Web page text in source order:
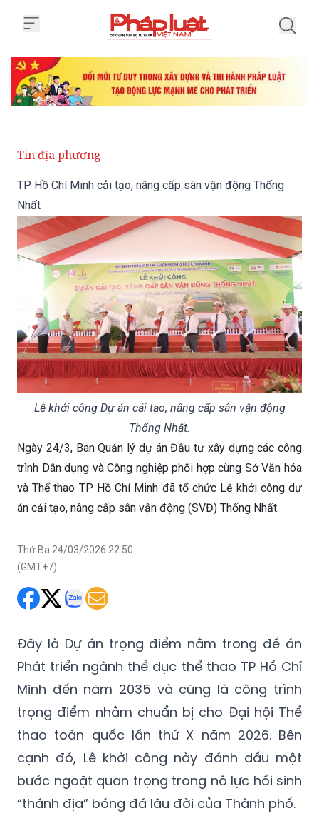
Tin địa phương
TP Hồ Chí Minh cải tạo, nâng cấp sân vận động Thống
Nhất
Lễ khởi công Dự án cải tạo, nâng cấp sân vận động
Thống Nhất.
Ngày 24/3, Ban Quản lý dự án Đầu tư xây dựng các công
trình Dân dụng và Công nghiệp phối hợp cùng Sở Văn hóa
và Thể thao TP Hồ Chí Minh đã tổ chức Lễ khởi công dự
án cải tạo, nâng cấp sân vận động (SVĐ) Thống Nhất.
Thứ Ba 24/03/2026 22:50
(GMT+7)
Đây là Dự án trọng điểm nằm trong đề án
Phát triển ngành thể dục thể thao TP Hồ Chí
Minh đến năm 2035 và cũng là công trình
trọng điểm nhằm chuẩn bị cho Đại hội Thể
thao toàn quốc lần thứ X năm 2026. Bên
cạnh đó, Lễ khởi công này đánh dấu một
bước ngoặt quan trọng trong nỗ lực hồi sinh
“thánh địa” bóng đá lâu đời của Thành phố.